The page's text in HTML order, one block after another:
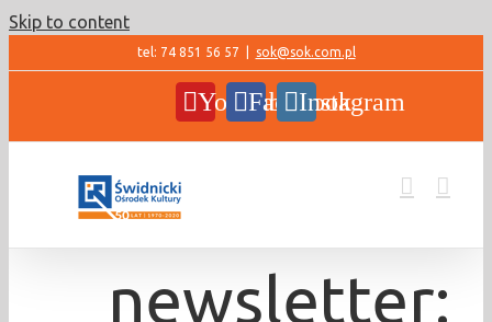
Skip to content
tel: 74 851 56 57 sok@sok.com.pl
YouTubeFacebookInstagram
newsletter: